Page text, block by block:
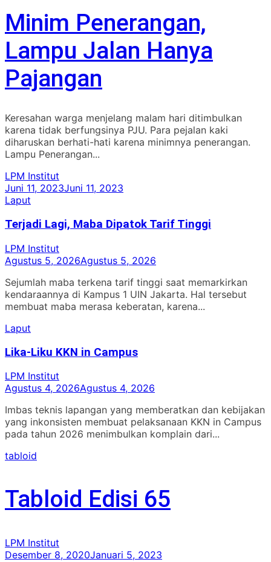
Minim Penerangan,
Lampu Jalan Hanya
Pajangan
Keresahan warga menjelang malam hari ditimbulkan
karena tidak berfungsinya PJU. Para pejalan kaki
diharuskan berhati-hati karena minimnya penerangan.
Lampu Penerangan...
LPM Institut
Juni 11, 2023Juni 11, 2023
Laput
Terjadi Lagi, Maba Dipatok Tarif Tinggi
LPM Institut
Agustus 5, 2026Agustus 5, 2026
Sejumlah maba terkena tarif tinggi saat memarkirkan
kendaraannya di Kampus 1 UIN Jakarta. Hal tersebut
membuat maba merasa keberatan, karena...
Laput
Lika-Liku KKN in Campus
LPM Institut
Agustus 4, 2026Agustus 4, 2026
Imbas teknis lapangan yang memberatkan dan kebijakan
yang inkonsisten membuat pelaksanaan KKN in Campus
pada tahun 2026 menimbulkan komplain dari...
tabloid
Tabloid Edisi 65
LPM Institut
Desember 8, 2020Januari 5, 2023